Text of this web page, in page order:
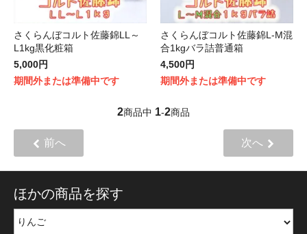
さくらんぼコルト佐藤錦LL～
L1kg黒化粧箱
5,000円
期間外または準備中です
さくらんぼコルト佐藤錦L-M混
合1kgバラ詰普通箱
4,500円
期間外または準備中です
2商品中 1-2商品
前へ 次へ
ほかの商品を探す